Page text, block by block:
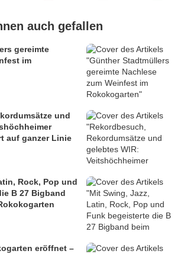
auch gefallen
gereimte
im
und
auf ganzer Linie
Rock, Pop und
B 27 Bigband
eröffnet –